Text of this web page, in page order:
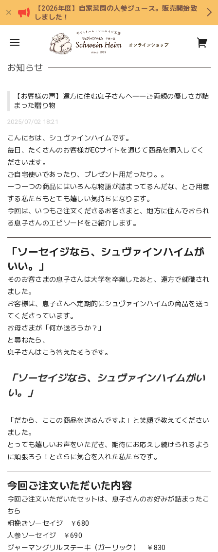
【2026年度】自家菜園の人参ジュース。販売開始致
しました！
お知らせ
【お客様の声】遠方に住む息子さんへ――ご両親の優しさが詰
まった贈り物
2025/07/02 18:21
こんにちは、シュヴァインハイムです。
毎日、たくさんのお客様がECサイトを通じて商品を購入してく
ださいます。
ご自宅使いであったり、プレゼント用だったり。。
一つ一つの商品にはいろんな物語が詰まってるんだな、とご用意
する私たちもとても嬉しい気持ちになります。
今回は、いつもご注文くださるお客さまと、地方に住んでおられ
る息子さんのエピソードをご紹介します。
「ソーセイジなら、シュヴァインハイムが
いい。」
そのお客さまの息子さんは大学を卒業したあと、遠方で就職され
ました。
お客様は、息子さんへ定期的にシュヴァインハイムの商品を送っ
てくださっています。
お母さまが「何か送ろうか？」
と尋ねたら、
息子さんはこう答えたそうです。
「ソーセイジなら、シュヴァインハイムがい
い。」
「だから、ここの商品を送るんですよ」と笑顔で教えてください
ました。
とっても嬉しいお声をいただき、期待にお応えし続けられるよう
に頑張ろう！とさらに気合を入れた私たちです。
今回ご注文いただいた内容
今回ご注文いただいたセットは、息子さんのお好みが詰まったこ
ちら
粗挽きソーセイジ ￥680
人参ソーセイジ ￥690
ジャーマングリルステーキ（ガーリック） ￥830